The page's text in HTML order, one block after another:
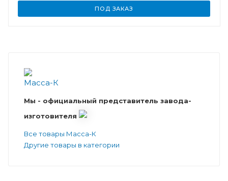
ПОД ЗАКАЗ
Мы - официальный представитель завода-
изготовителя
Все товары Масса-К
Другие товары в категории